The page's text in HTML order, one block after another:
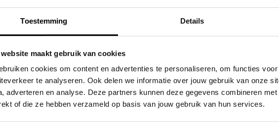
Toestemming Details
website maakt gebruik van cookies
cookies om content en advertenties te personaliseren, om functies
te analyseren. Ook delen we informatie over jouw gebruik van onze
adverteren en analyse. Deze partners kunnen deze gegevens combineren
of die ze hebben verzameld op basis van jouw gebruik van hun services.
bericht